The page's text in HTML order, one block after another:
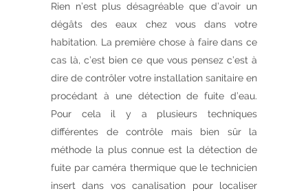
Rien n’est plus désagréable que d’avoir un
dégâts des eaux chez vous dans votre
habitation. La première chose à faire dans ce
cas là, c’est bien ce que vous pensez c’est à
dire de contrôler votre installation sanitaire en
procédant à une détection de fuite d’eau.
Pour cela il y a plusieurs techniques
différentes de contrôle mais bien sûr la
méthode la plus connue est la détection de
fuite par caméra thermique que le technicien
insert dans vos canalisation pour localiser